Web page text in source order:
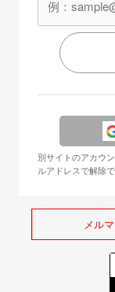
別サイトのアカウ
ルアドレスで解除
メル